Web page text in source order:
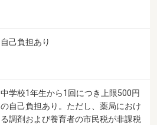
自己負担あり
中学校1年生から1回につき上限500円
の自己負担あり。ただし、薬局におけ
る調剤および養育者の市民税が非課税